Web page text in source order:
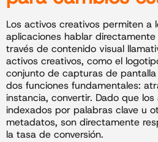
Los activos creativos permiten a
aplicaciones hablar
través de contenido visual
activos creativos, como el
conjunto de capturas de
dos funciones fundamentales:
instancia, convertir. Dado que
indexados por palabras clave u
metadatos, son directamente
la tasa de conversión.